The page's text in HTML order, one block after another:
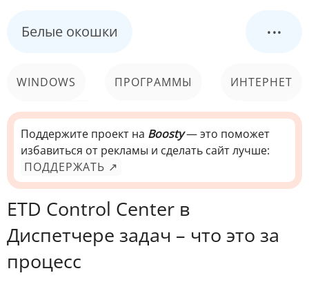
Белые окошки ...
WINDOWS ПРОГРАММЫ ИНТЕРНЕТ
КОМПЬЮТЕР
СИСТЕМА
Поддержите проект на Boosty— это поможет
избавиться от рекламы и сделать сайт лучше:
ПОДДЕРЖАТЬ ↗
ETD Control Center в
Диспетчере задач – что это за
процесс